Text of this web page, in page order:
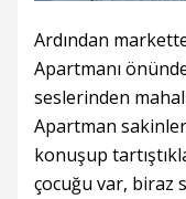
Ardından
Apartmanı
seslerinden
Apartman
konuşup
çocuğu var, biraz